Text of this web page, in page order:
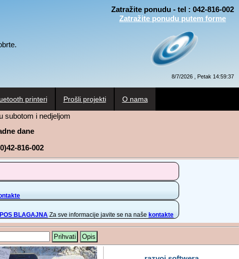
Zatražite ponudu - tel : 042-816-002
Zatražite ponudu putem forme
8/7/2026 , Petak 14:59:38
printeri Prošli projekti O nama
subotom i nedjeljom
dane
816-002
BLAGAJNA Za sve informacije javite se na naše kontakte
Prihvati Opis